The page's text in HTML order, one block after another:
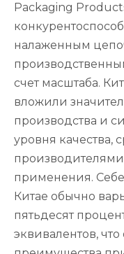
Packaging
налаженным
счет масштаба.
вложили
производства и
уровня качества,
производителями
применения.
Китае обычно
пятьдесят
эквивалентов,